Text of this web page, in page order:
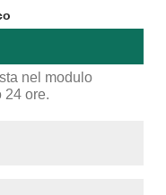
nel modulo
24 ore.